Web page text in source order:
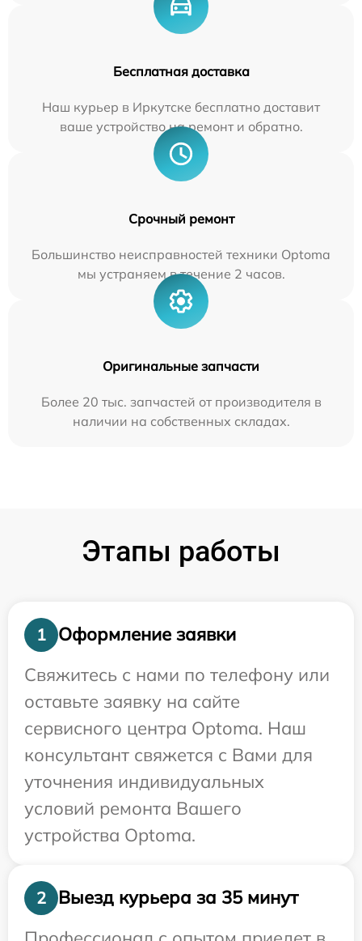
Бесплатная доставка
Наш курьер в Иркутске бесплатно доставит
ваше устройство на ремонт и обратно.
Срочный ремонт
Большинство неисправностей техники Optoma
мы устраняем в течение 2 часов.
Оригинальные запчасти
Более 20 тыс. запчастей от производителя в
наличии на собственных складах.
Этапы работы
1
Оформление заявки
Свяжитесь с нами по телефону или
оставьте заявку на сайте
сервисного центра Optoma. Наш
консультант свяжется с Вами для
уточнения индивидуальных
условий ремонта Вашего
устройства Optoma.
2
Выезд курьера за 35 минут